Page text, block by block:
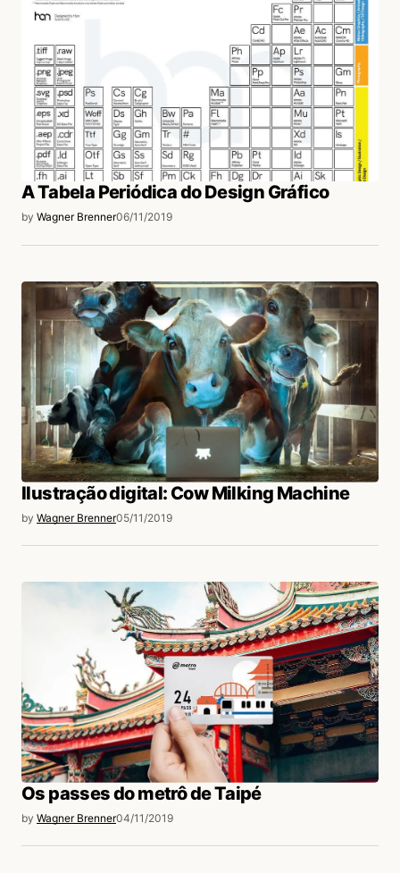
A Tabela Periódica do Design Gráfico
by Wagner Brenner06/11/2019
Ilustração digital: Cow Milking Machine
by Wagner Brenner05/11/2019
Os passes do metrô de Taipé
by Wagner Brenner04/11/2019